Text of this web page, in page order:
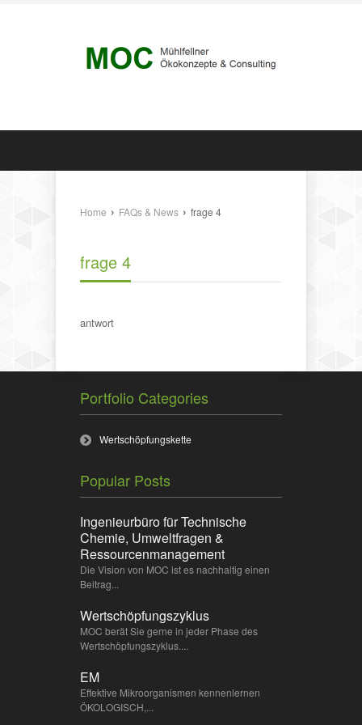
Home › FAQs & News › frage 4
frage 4
antwort
Portfolio Categories
Wertschöpfungskette
Popular Posts
Ingenieurbüro für Technische
Chemie, Umweltfragen &
Ressourcenmanagement
Die Vision von MOC ist es nachhaltig einen
Beitrag...
Wertschöpfungszyklus
MOC berät Sie gerne in jeder Phase des
Wertschöpfungszyklus....
EM
Effektive Mikroorganismen kennenlernen
ÖKOLOGISCH,...